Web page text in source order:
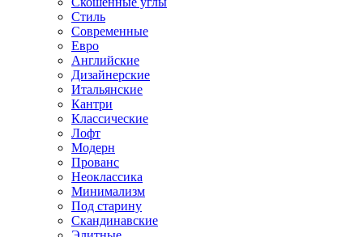
Стиль
Современные
Евро
Английские
Дизайнерские
Итальянские
Кантри
Классические
Лофт
Модерн
Прованс
Неоклассика
Минимализм
Под старину
Скандинавские